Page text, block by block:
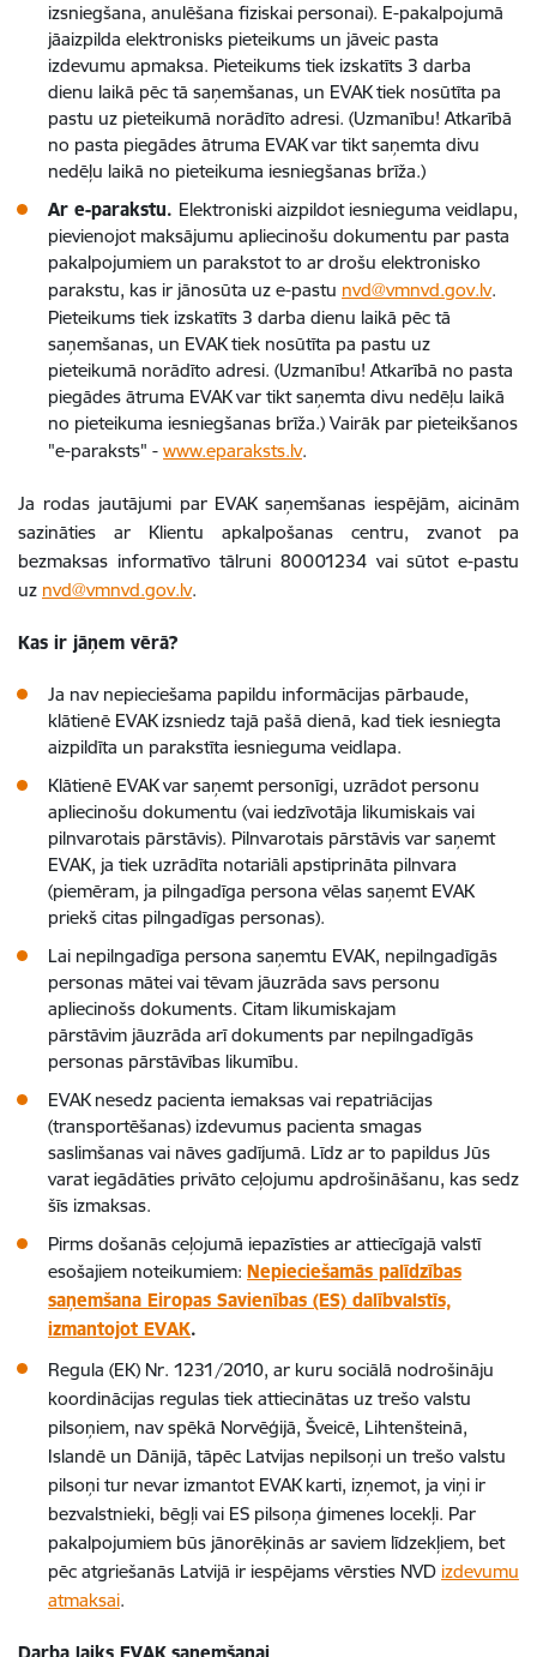
izsniegšana, anulēšana fiziskai personai). E-pakalpojumā
jāaizpilda elektronisks pieteikums un jāveic pasta
izdevumu apmaksa. Pieteikums tiek izskatīts 3 darba
dienu laikā pēc tā saņemšanas, un EVAK tiek nosūtīta pa
pastu uz pieteikumā norādīto adresi. (Uzmanību! Atkarībā
no pasta piegādes ātruma EVAK var tikt saņemta divu
nedēļu laikā no pieteikuma iesniegšanas brīža.)
Ar e-parakstu. Elektroniski aizpildot iesnieguma veidlapu,
pievienojot maksājumu apliecinošu dokumentu par pasta
pakalpojumiem un parakstot to ar drošu elektronisko
parakstu, kas ir jānosūta uz e-pastu nvd@vmnvd.gov.lv.
Pieteikums tiek izskatīts 3 darba dienu laikā pēc tā
saņemšanas, un EVAK tiek nosūtīta pa pastu uz
pieteikumā norādīto adresi. (Uzmanību! Atkarībā no pasta
piegādes ātruma EVAK var tikt saņemta divu nedēļu laikā
no pieteikuma iesniegšanas brīža.) Vairāk par pieteikšanos
"e-paraksts" - www.eparaksts.lv.
Ja rodas jautājumi par EVAK saņemšanas iespējām, aicinām
sazināties ar Klientu apkalpošanas centru, zvanot pa
bezmaksas informatīvo tālruni 80001234 vai sūtot e-pastu
uz nvd@vmnvd.gov.lv.
Kas ir jāņem vērā?
Ja nav nepieciešama papildu informācijas pārbaude,
klātienē EVAK izsniedz tajā pašā dienā, kad tiek iesniegta
aizpildīta un parakstīta iesnieguma veidlapa.
Klātienē EVAK var saņemt personīgi, uzrādot personu
apliecinošu dokumentu (vai iedzīvotāja likumiskais vai
pilnvarotais pārstāvis). Pilnvarotais pārstāvis var saņemt
EVAK, ja tiek uzrādīta notariāli apstiprināta pilnvara
(piemēram, ja pilngadīga persona vēlas saņemt EVAK
priekš citas pilngadīgas personas).
Lai nepilngadīga persona saņemtu EVAK, nepilngadīgās
personas mātei vai tēvam jāuzrāda savs personu
apliecinošs dokuments. Citam likumiskajam
pārstāvim jāuzrāda arī dokuments par nepilngadīgās
personas pārstāvības likumību.
EVAK nesedz pacienta iemaksas vai repatriācijas
(transportēšanas) izdevumus pacienta smagas
saslimšanas vai nāves gadījumā. Līdz ar to papildus Jūs
varat iegādāties privāto ceļojumu apdrošināšanu, kas sedz
šīs izmaksas.
Pirms došanās ceļojumā iepazīsties ar attiecīgajā valstī
esošajiem noteikumiem: Nepieciešamās palīdzības
saņemšana Eiropas Savienības (ES) dalībvalstīs,
izmantojot EVAK.
Regula (EK) Nr. 1231/2010, ar kuru sociālā nodrošināju
koordinācijas regulas tiek attiecinātas uz trešo valstu
pilsoņiem, nav spēkā Norvēģijā, Šveicē, Lihtenšteinā,
Islandē un Dānijā, tāpēc Latvijas nepilsoņi un trešo valstu
pilsoņi tur nevar izmantot EVAK karti, izņemot, ja viņi ir
bezvalstnieki, bēgļi vai ES pilsoņa ģimenes locekļi. Par
pakalpojumiem būs jānorēķinās ar saviem līdzekļiem, bet
pēc atgriešanās Latvijā ir iespējams vērsties NVD izdevumu
atmaksai.